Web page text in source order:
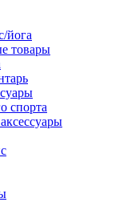
йога
товары
спорта